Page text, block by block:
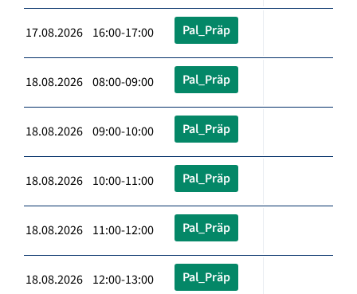
17.08.2026 16:00-17:00 Pal_Präp
18.08.2026 08:00-09:00 Pal_Präp
18.08.2026 09:00-10:00 Pal_Präp
18.08.2026 10:00-11:00 Pal_Präp
18.08.2026 11:00-12:00 Pal_Präp
18.08.2026 12:00-13:00 Pal_Präp